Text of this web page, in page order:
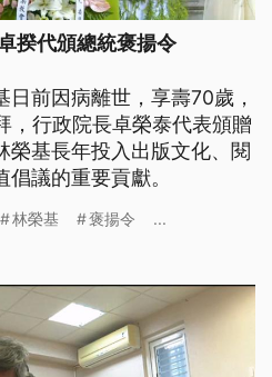
揆代頒總統褒揚令
前因病離世，享壽70歲，
，行政院長卓榮泰代表頒贈
榮基長年投入出版文化、閱
議的重要貢獻。
林榮基 褒揚令 ...